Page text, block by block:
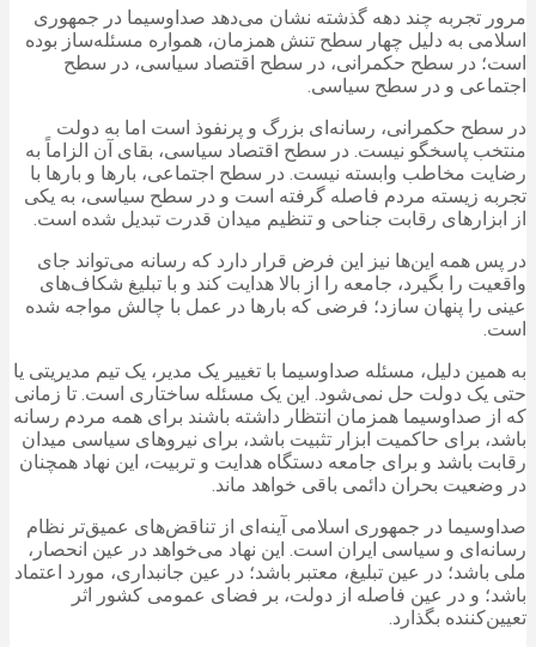
مرور تجربه چند دهه گذشته نشان می‌دهد صداوسیما در جمهوری
اسلامی به دلیل چهار سطح تنش همزمان، همواره مسئله‌ساز بوده
است؛ در سطح حکمرانی، در سطح اقتصاد سیاسی، در سطح
اجتماعی و در سطح سیاسی.
در سطح حکمرانی، رسانه‌ای بزرگ و پرنفوذ است اما به دولت
منتخب پاسخگو نیست. در سطح اقتصاد سیاسی، بقای آن الزاماً به
رضایت مخاطب وابسته نیست. در سطح اجتماعی، بارها و بارها با
تجربه زیسته مردم فاصله گرفته است و در سطح سیاسی، به یکی
از ابزارهای رقابت جناحی و تنظیم میدان قدرت تبدیل شده است.
در پس همه این‌ها نیز این فرض قرار دارد که رسانه می‌تواند جای
واقعیت را بگیرد، جامعه را از بالا هدایت کند و با تبلیغ شکاف‌های
عینی را پنهان سازد؛ فرضی که بارها در عمل با چالش مواجه شده
است.
به همین دلیل، مسئله صداوسیما با تغییر یک مدیر، یک تیم مدیریتی یا
حتی یک دولت حل نمی‌شود. این یک مسئله ساختاری است. تا زمانی
که از صداوسیما همزمان انتظار داشته باشند برای همه مردم رسانه
باشد، برای حاکمیت ابزار تثبیت باشد، برای نیروهای سیاسی میدان
رقابت باشد و برای جامعه دستگاه هدایت و تربیت، این نهاد همچنان
در وضعیت بحران دائمی باقی خواهد ماند.
صداوسیما در جمهوری اسلامی آینه‌ای از تناقض‌های عمیق‌تر نظام
رسانه‌ای و سیاسی ایران است. این نهاد می‌خواهد در عین انحصار،
ملی باشد؛ در عین تبلیغ، معتبر باشد؛ در عین جانبداری، مورد اعتماد
باشد؛ و در عین فاصله از دولت، بر فضای عمومی کشور اثر
تعیین‌کننده بگذارد.